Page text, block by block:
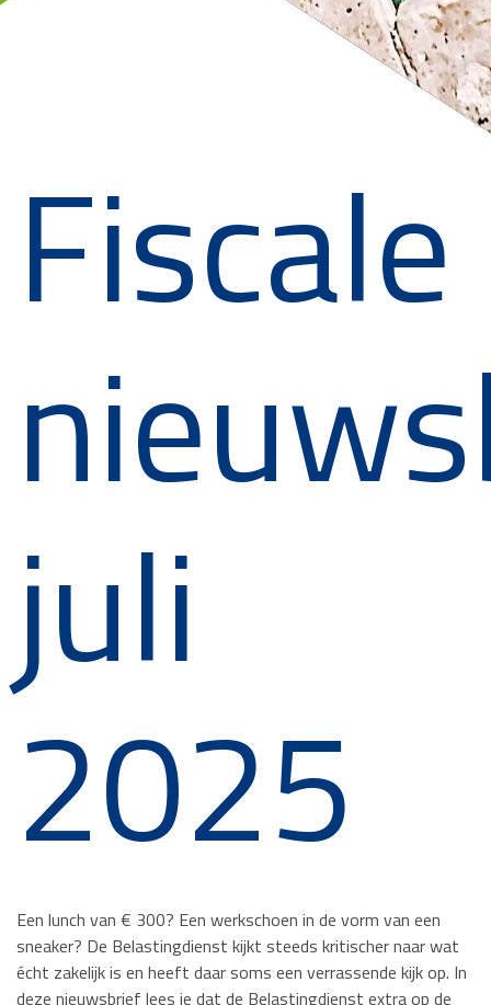
Fiscale
juli
2025
Een lunch van € 300? Een werkschoen in de vorm van een
sneaker? De Belastingdienst kijkt steeds kritischer naar wat
écht zakelijk is en heeft daar soms een verrassende kijk op. In
deze nieuwsbrief lees je dat de Belastingdienst extra op de